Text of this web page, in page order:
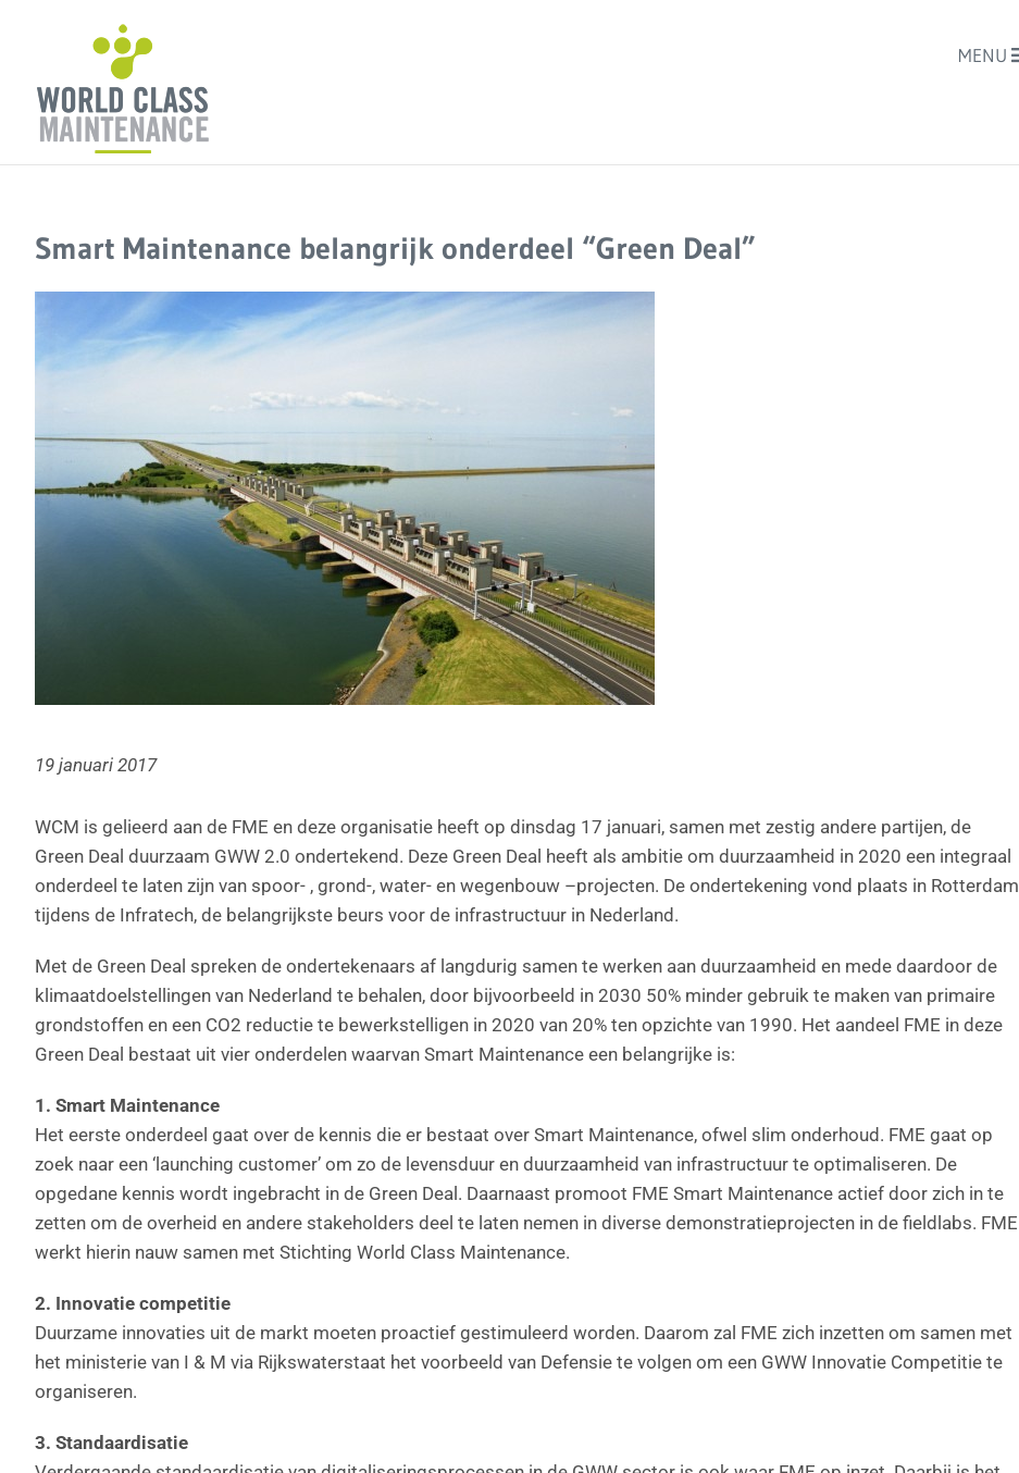
MENU
Smart Maintenance belangrijk onderdeel “Green Deal”
19 januari 2017
WCM is gelieerd aan de FME en deze organisatie heeft op dinsdag 17 januari, samen met zestig andere partijen, de
Green Deal duurzaam GWW 2.0 ondertekend. Deze Green Deal heeft als ambitie om duurzaamheid in 2020 een integraal
onderdeel te laten zijn van spoor- , grond-, water- en wegenbouw –projecten. De ondertekening vond plaats in Rotterdam
tijdens de Infratech, de belangrijkste beurs voor de infrastructuur in Nederland.
Met de Green Deal spreken de ondertekenaars af langdurig samen te werken aan duurzaamheid en mede daardoor de
klimaatdoelstellingen van Nederland te behalen, door bijvoorbeeld in 2030 50% minder gebruik te maken van primaire
grondstoffen en een CO2 reductie te bewerkstelligen in 2020 van 20% ten opzichte van 1990. Het aandeel FME in deze
Green Deal bestaat uit vier onderdelen waarvan Smart Maintenance een belangrijke is:
1. Smart Maintenance
Het eerste onderdeel gaat over de kennis die er bestaat over Smart Maintenance, ofwel slim onderhoud. FME gaat op
zoek naar een ‘launching customer’ om zo de levensduur en duurzaamheid van infrastructuur te optimaliseren. De
opgedane kennis wordt ingebracht in de Green Deal. Daarnaast promoot FME Smart Maintenance actief door zich in te
zetten om de overheid en andere stakeholders deel te laten nemen in diverse demonstratieprojecten in de fieldlabs. FME
werkt hierin nauw samen met Stichting World Class Maintenance.
2. Innovatie competitie
Duurzame innovaties uit de markt moeten proactief gestimuleerd worden. Daarom zal FME zich inzetten om samen met
het ministerie van I & M via Rijkswaterstaat het voorbeeld van Defensie te volgen om een GWW Innovatie Competitie te
organiseren.
3. Standaardisatie